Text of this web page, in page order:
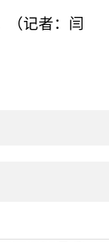
（记者：闫